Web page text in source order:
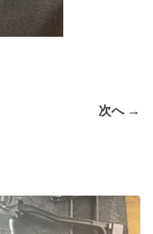
次へ →